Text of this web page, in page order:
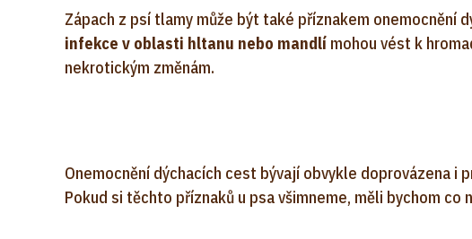
Zápach z psí tlamy může být také příznakem onemocnění
infekce v oblasti hltanu nebo mandlí mohou vést k
nekrotickým změnám.
Onemocnění dýchacích cest bývají obvykle doprovázena i
Pokud si těchto příznaků u psa všimneme, měli bychom